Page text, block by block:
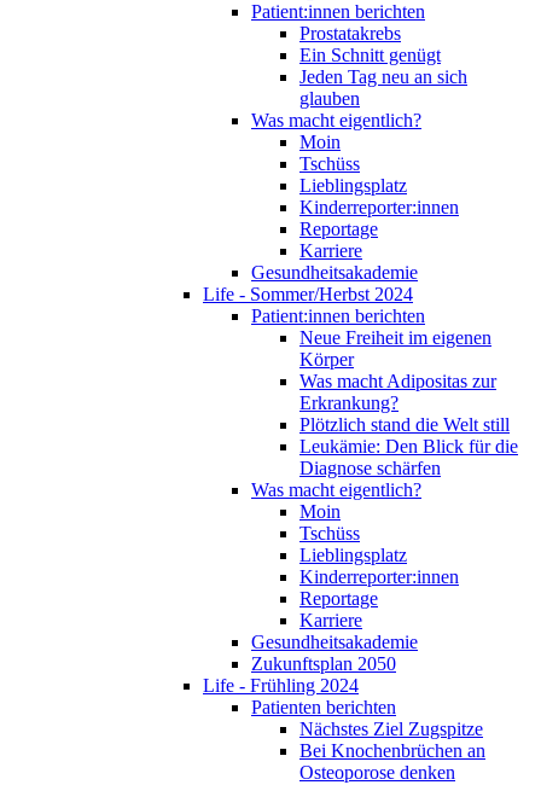
Patient:innen berichten
Prostatakrebs
Ein Schnitt genügt
Jeden Tag neu an sich
glauben
Was macht eigentlich?
Moin
Tschüss
Lieblingsplatz
Kinderreporter:innen
Reportage
Karriere
Gesundheitsakademie
Life - Sommer/Herbst 2024
Patient:innen berichten
Neue Freiheit im eigenen
Körper
Was macht Adipositas zur
Erkrankung?
Plötzlich stand die Welt still
Leukämie: Den Blick für die
Diagnose schärfen
Was macht eigentlich?
Moin
Tschüss
Lieblingsplatz
Kinderreporter:innen
Reportage
Karriere
Gesundheitsakademie
Zukunftsplan 2050
Life - Frühling 2024
Patienten berichten
Nächstes Ziel Zugspitze
Bei Knochenbrüchen an
Osteoporose denken